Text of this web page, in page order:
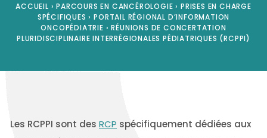
ACCUEIL › PARCOURS EN CANCÉROLOGIE › PRISES EN CHARGE
SPÉCIFIQUES › PORTAIL RÉGIONAL D’INFORMATION
ONCOPÉDIATRIE › RÉUNIONS DE CONCERTATION
PLURIDISCIPLINAIRE INTERRÉGIONALES PÉDIATRIQUES (RCPPI)
Les RCPPI sont des RCP spécifiquement dédiées aux